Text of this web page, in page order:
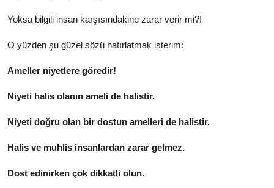
Yoksa bilgili insan karşısındakine zarar verir mi?!
O yüzden şu güzel sözü hatırlatmak isterim:
Ameller niyetlere göredir!
Niyeti halis olanın ameli de halistir.
Niyeti doğru olan bir dostun amelleri de halistir.
Halis ve muhlis insanlardan zarar gelmez.
Dost edinirken çok dikkatli olun.